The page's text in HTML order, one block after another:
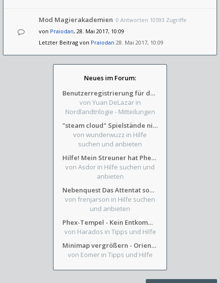
Mod Magierakademien 0 Antworten 10593 Zugriffe
von Praiodan, 28. Mai 2017, 10:09
Letzter Beitrag von Praiodan 28. Mai 2017, 10:09
Neues im Forum:
Benutzerregistrierung für das SchickHD-/SchweifHD-Forum gesperrt
von Yuan DeLazar in
Nordlandtrilogie - Mitteilungen
"steam cloud" Spielstände nicht verfügbar
von wunderwuzz in Hilfe
suchen und anbieten
Hilfe! Mein Streuner hat Phexens Gunst verloren...
von Asdor in Hilfe suchen und
anbieten
Nebenquest Das Attentat sowie Beilunker Reiter und zwei kleine Ausrüstungsfragen
von frenjarson in Hilfe suchen
und anbieten
Phex-Tempel - Kein Entkommen aus Weinkeller/Bibliothek Trakt
von Harados in Tipps und Hilfe
Minimap vergrößern - Orientierung in Blutzinnen
von Eomer in Tipps und Hilfe